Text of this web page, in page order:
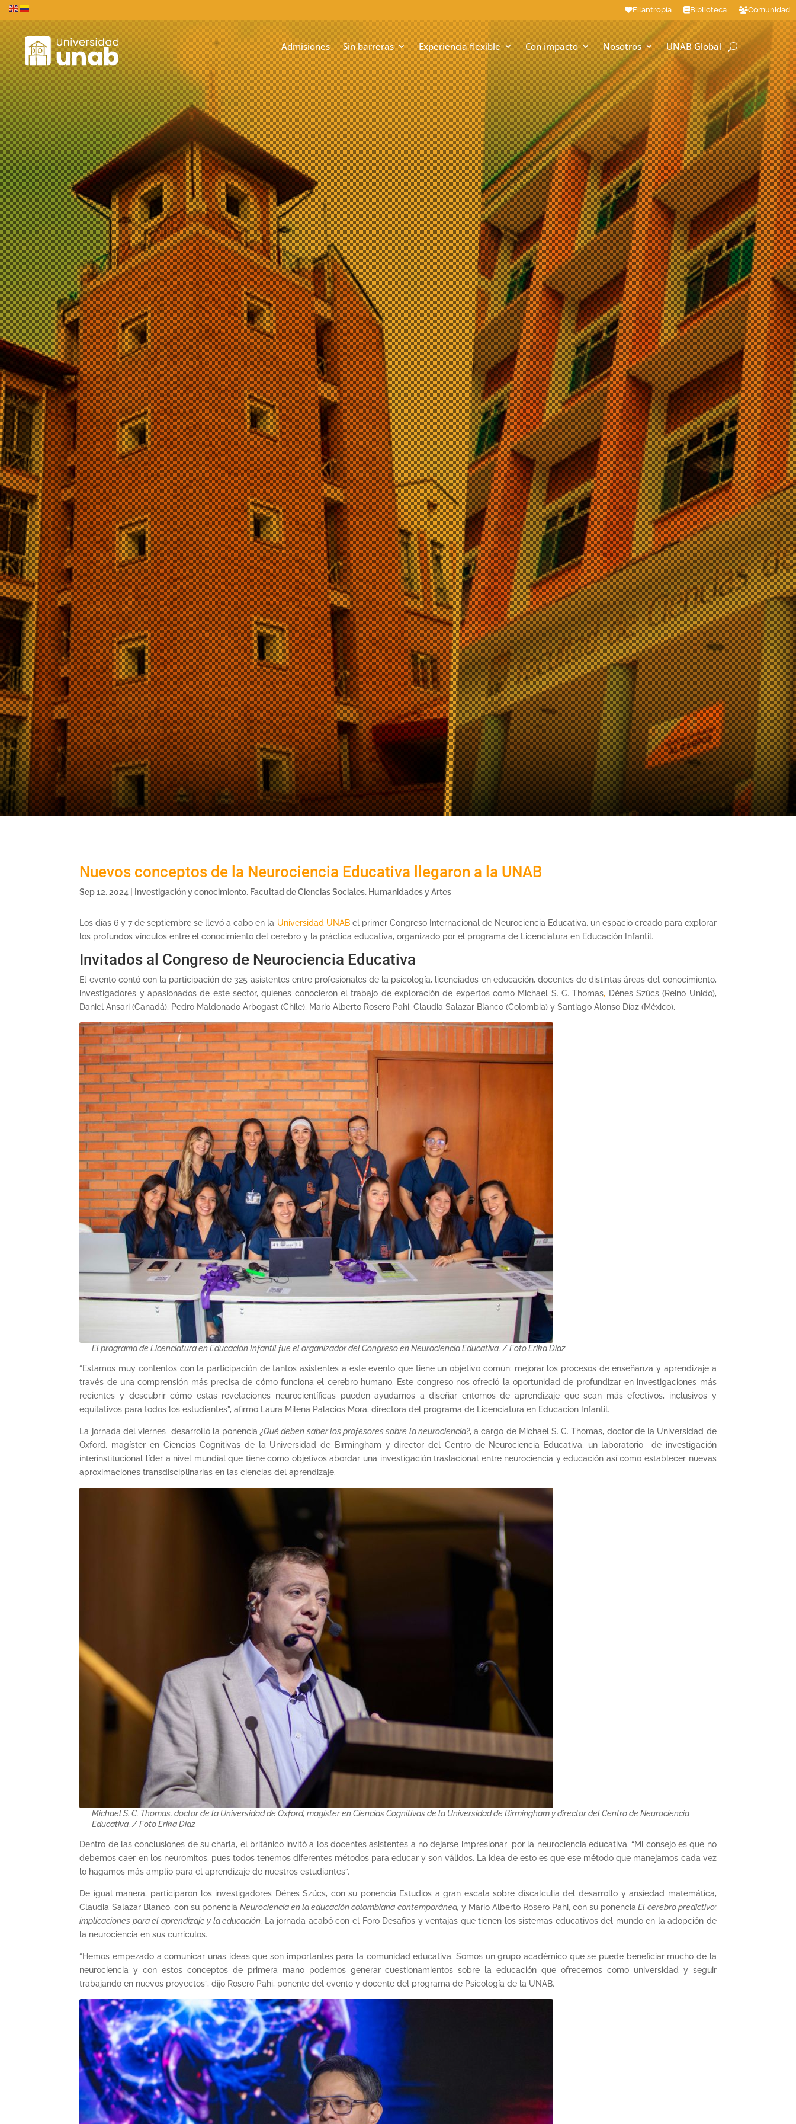
Filantropía Biblioteca Comunidad
Admisiones Sin barreras Experiencia flexible Con impacto Nosotros UNAB Global
Nuevos conceptos de la Neurociencia Educativa llegaron a la UNAB
Sep 12, 2024 Investigación y conocimiento, Facultad de Ciencias Sociales, Humanidades y Artes
Los días 6 y 7 de septiembre se llevó a cabo en la Universidad UNABel primer Congreso Internacional de Neurociencia Educativa, un espacio creado para explorar
los profundos vínculos entre el conocimiento del cerebro y la práctica educativa, organizado por el programa de Licenciatura en Educación Infantil.
Invitados al Congreso de Neurociencia Educativa
El evento contó con la participación de 325 asistentes entre profesionales de la psicología, licenciados en educación, docentes de distintas áreas del conocimiento,
investigadores y apasionados de este sector, quienes conocieron el trabajo de exploración de expertos como Michael S. C. Thomas, Dénes Szűcs (Reino Unido),
Daniel Ansari (Canadá), Pedro Maldonado Arbogast (Chile), Mario Alberto Rosero Pahi, Claudia Salazar Blanco (Colombia) y Santiago Alonso Díaz (México).
El programa de Licenciatura en Educación Infantil fue el organizador del Congreso en Neurociencia Educativa. / Foto Erika Díaz
“Estamos muy contentos con la participación de tantos asistentes a este evento que tiene un objetivo común: mejorar los procesos de enseñanza y aprendizaje a
través de una comprensión más precisa de cómo funciona el cerebro humano. Este congreso nos ofreció la oportunidad de profundizar en investigaciones más
recientes y descubrir cómo estas revelaciones neurocientíficas pueden ayudarnos a diseñar entornos de aprendizaje que sean más efectivos, inclusivos y
equitativos para todos los estudiantes”, afirmó Laura Milena Palacios Mora, directora del programa de Licenciatura en Educación Infantil.
La jornada del viernes desarrolló la ponencia¿Qué deben saber los profesores sobre la neurociencia?, a cargo de Michael S. C. Thomas, doctor de la Universidad de
Oxford, magíster en Ciencias Cognitivas de la Universidad de Birmingham y director del Centro de Neurociencia Educativa, un laboratorio de investigación
interinstitucional líder a nivel mundial que tiene como objetivos abordar una investigación traslacional entre neurociencia y educación así como establecer nuevas
aproximaciones transdisciplinarias en las ciencias del aprendizaje.
Michael S. C. Thomas, doctor de la Universidad de Oxford, magíster en Ciencias Cognitivas de la Universidad de Birmingham y director del Centro de Neurociencia
Educativa. / Foto Erika Díaz
Dentro de las conclusiones de su charla, el británico invitó a los docentes asistentes a no dejarse impresionar por la neurociencia educativa. “Mi consejo es que no
debemos caer en los neuromitos, pues todos tenemos diferentes métodos para educar y son válidos. La idea de esto es que ese método que manejamos cada vez
lo hagamos más amplio para el aprendizaje de nuestros estudiantes”.
De igual manera, participaron los investigadores Dénes Szűcs, con su ponencia Estudios a gran escala sobre discalculia del desarrollo y ansiedad matemática,
Claudia Salazar Blanco, con su ponenciaNeurociencia en la educación colombiana contemporánea, y Mario Alberto Rosero Pahi, con su ponencia El cerebro predictivo:
implicaciones para el aprendizaje y la educación.
La jornada acabó con el Foro Desafíos y ventajas que tienen los sistemas educativos del mundo en la adopción de
la neurociencia en sus currículos.
“Hemos empezado a comunicar unas ideas que son importantes para la comunidad educativa. Somos un grupo académico que se puede beneficiar mucho de la
neurociencia y con estos conceptos de primera mano podemos generar cuestionamientos sobre la educación que ofrecemos como universidad y seguir
trabajando en nuevos proyectos”, dijo Rosero Pahi, ponente del evento y docente del programa de Psicología de la UNAB.